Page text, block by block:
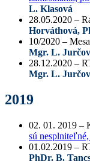
L. Klasová
28.05.2020 –
Horváthová,
10/2020 –
Mgr. L.
28.12.2020 –
Mgr. L.
2019
02. 01. 2019 –
sú
01.02.2019 –
PhDr. B.